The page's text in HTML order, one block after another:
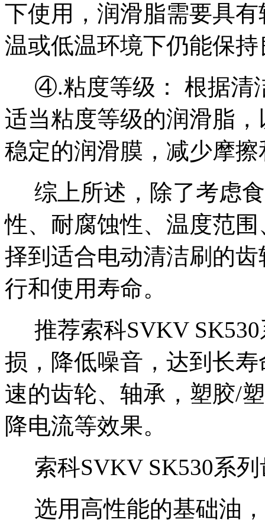
下使用，润滑脂需要具
温或低温环境下仍能保
④.粘度等级：
根据清
适当粘度等级的润滑脂
稳定的润滑膜，减少摩
综上所述，除了考虑
性、耐腐蚀性、温度范
择到适合电动清洁刷的
行和使用寿命。
推荐索科SVKV SK530
损，降低噪音，达到长
速的齿轮、轴承，塑胶/
降电流等效果。
索科SVKV SK530系
选用高性能的基础油